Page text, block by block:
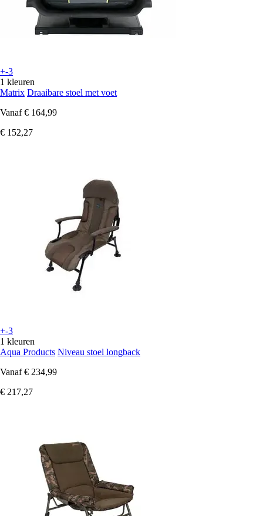
+-3
1 kleuren
Matrix Draaibare stoel met voet
Vanaf € 164,99
€ 152,27
+-3
1 kleuren
Aqua Products Niveau stoel longback
Vanaf € 234,99
€ 217,27